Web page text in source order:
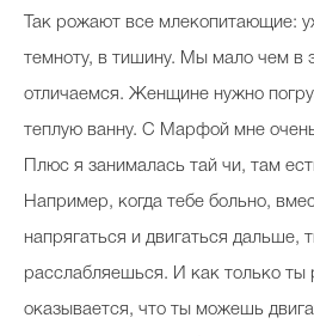
Так рожают все млекопитающие:
темноту, в тишину. Мы мало чем в
отличаемся. Женщине нужно
теплую ванну. С Марфой мне
Плюс я занималась тай чи, там
Например, когда тебе больно,
напрягаться и двигаться
расслабляешься. И как только ты
оказывается, что ты можешь